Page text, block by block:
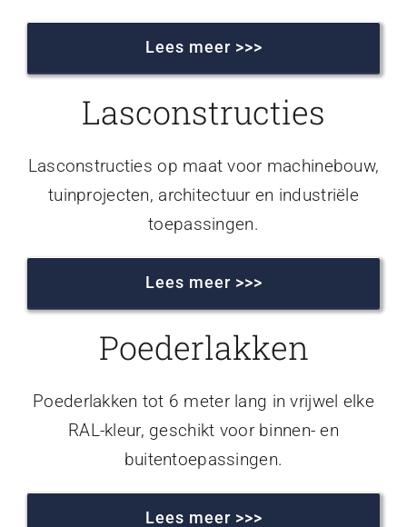
Lees meer >>>
Lasconstructies
Lasconstructies op maat voor machinebouw,
tuinprojecten, architectuur en industriële
toepassingen.
Lees meer >>>
Poederlakken
Poederlakken tot 6 meter lang in vrijwel elke
RAL-kleur, geschikt voor binnen- en
buitentoepassingen.
Lees meer >>>